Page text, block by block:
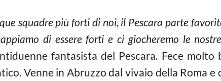
squadre più forti di noi, il Pescara parte
di essere forti e ci giocheremo le
fantasista del Pescara. Fece molto
Venne in Abruzzo dal vivaio della Roma e